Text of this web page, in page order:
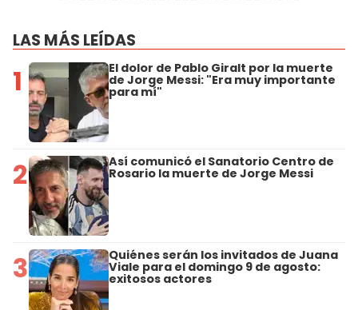
LAS MÁS LEÍDAS
1 El dolor de Pablo Giralt por la muerte
de Jorge Messi: "Era muy importante
para mí"
2 Así comunicó el Sanatorio Centro de
Rosario la muerte de Jorge Messi
3 Quiénes serán los invitados de Juana
Viale para el domingo 9 de agosto:
exitosos actores